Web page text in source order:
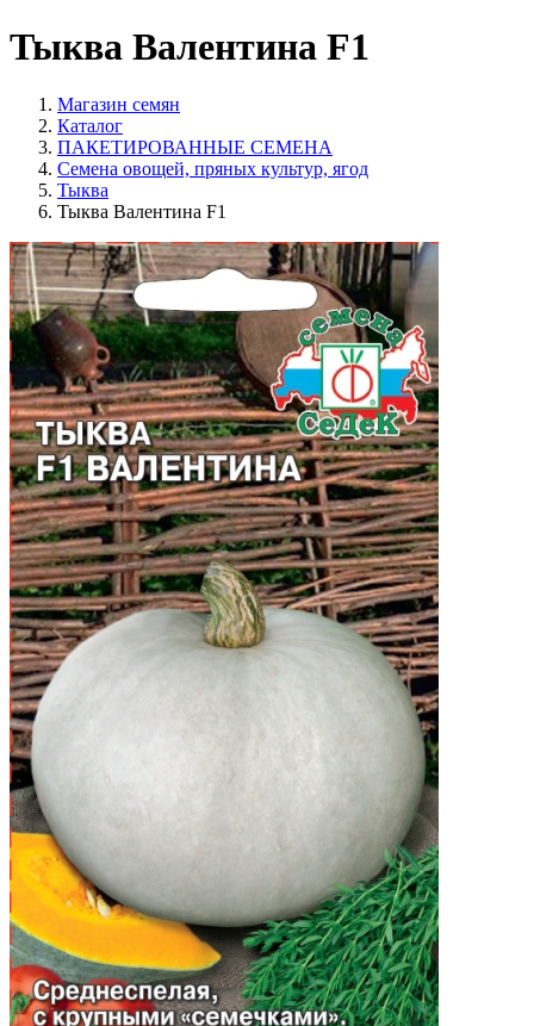
Тыква Валентина F1
Магазин семян
Каталог
ПАКЕТИРОВАННЫЕ СЕМЕНА
Семена овощей, пряных культур, ягод
Тыква
Тыква Валентина F1